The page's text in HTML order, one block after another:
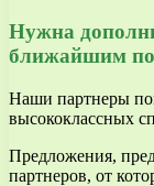
Нужна
ближайшим
Наши партнеры
высококлассных
Предложения,
партнеров, от